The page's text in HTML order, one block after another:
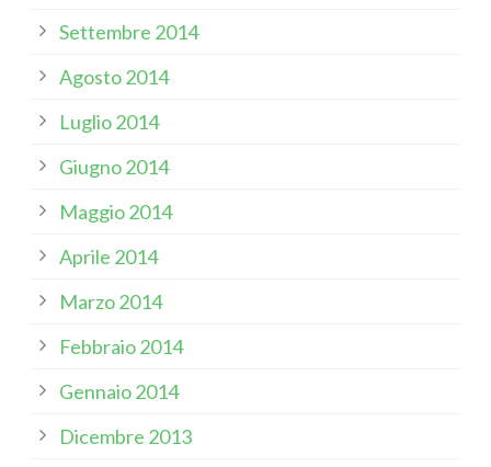
Settembre 2014
Agosto 2014
Luglio 2014
Giugno 2014
Maggio 2014
Aprile 2014
Marzo 2014
Febbraio 2014
Gennaio 2014
Dicembre 2013